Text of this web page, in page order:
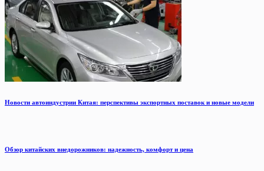
Новости автоиндустрии Китая: перспективы экспортных поставок и новые модели
Обзор китайских внедорожников: надежность, комфорт и цена